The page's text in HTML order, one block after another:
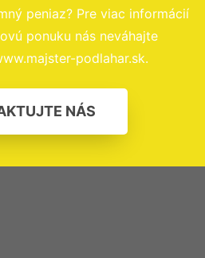
peniaz? Pre viac informácií
ponuku nás neváhajte
podlahar.sk.
NÁS